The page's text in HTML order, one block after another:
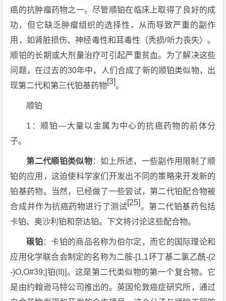
癌的抗肿瘤药物之一。尽管顺铂在临床上取得了良好的成
功，但它缺乏肿瘤组织的选择性，从而导致严重的副作
用，如肾脏损伤、神经毒性和耳毒性（秃损/听力丧失）。
顺铂的长期或大剂量治疗可引起严重贫血。为了解决这些
问题，在过去的30年中，人们合成了新的顺铂类似物，出
现第二代和第三代铂基药物[3]。
顺铂
1：顺铂—大量以金属为中心的抗癌药物的前体分
子。
第二代顺铂类似物：如上所述，一些副作用限制了顺
铂的应用，这迫使科学家们开发出不同的策略来开发新的
铂基药物。当然，已经做了一些尝试，第二代铂配合物被
合成并作为抗癌药物进行了测试[25]。第二代铂基药包括
卡铂、奥沙利铂和奈达铂。下文将讨论这些配合物。
碳铂 ：卡铂的商品名称为伯尔定，而它的国际理论和
应用化学联合会制定的名称为二胺-[1,1环丁基二氯乙酰-(2
-)O,O#39;]铂(II)]。这是第二代类似物的第一个复合物。它
是由约翰逊马特公司推出的。英国伦敦癌症研究所，通过